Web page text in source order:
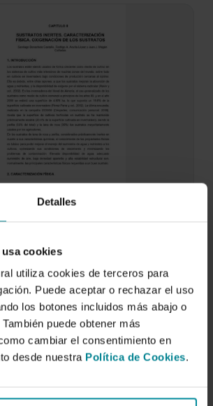
Detalles
cookies
utiliza cookies de terceros para
Puede aceptar o rechazar el uso
los botones incluidos más abajo o
También puede obtener más
cambiar el consentimiento en
desde nuestra Política de Cookies.
Caracterización física.
2008
están siendo usados de forma
medio de cultivo en los